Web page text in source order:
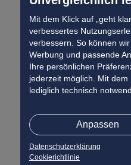
Mit dem Klick auf „geht
verbessertes
verbessern. So können
Werbung und passende
Ihre persönlichen
jederzeit möglich. Mit dem
lediglich technisch
Anpassen
Datenschutzerklärung
Cookierichtlinie